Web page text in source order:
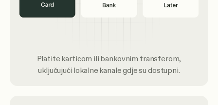
Platite karticom ili bankovnim transferom,
uključujući lokalne kanale gdje su dostupni.